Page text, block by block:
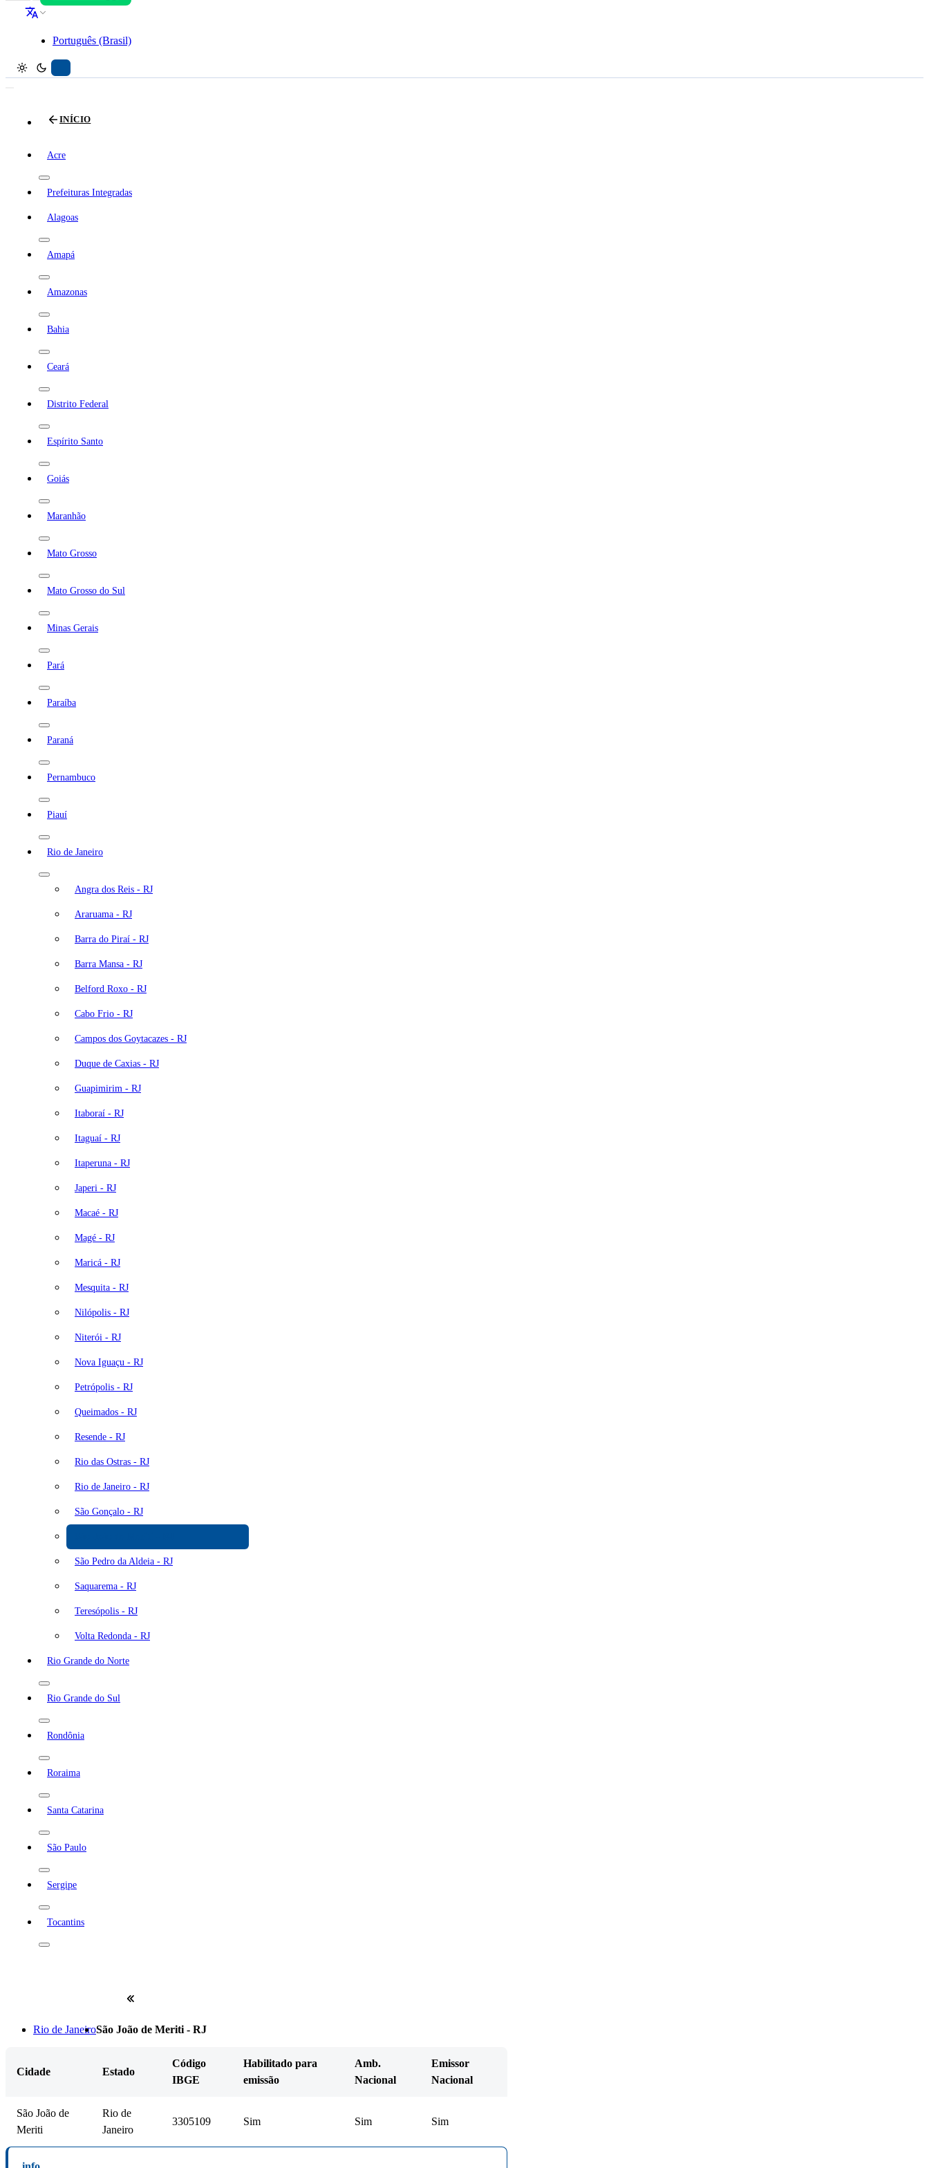
Português (Brasil)
INÍCIO
Acre
Prefeituras Integradas
Alagoas
Amapá
Amazonas
Bahia
Ceará
Distrito Federal
Espírito Santo
Goiás
Maranhão
Mato Grosso
Mato Grosso do Sul
Minas Gerais
Pará
Paraíba
Paraná
Pernambuco
Piauí
Rio de Janeiro
Angra dos Reis - RJ
Araruama - RJ
Barra do Piraí - RJ
Barra Mansa - RJ
Belford Roxo - RJ
Cabo Frio - RJ
Campos dos Goytacazes - RJ
Duque de Caxias - RJ
Guapimirim - RJ
Itaboraí - RJ
Itaguaí - RJ
Itaperuna - RJ
Japeri - RJ
Macaé - RJ
Magé - RJ
Maricá - RJ
Mesquita - RJ
Nilópolis - RJ
Niterói - RJ
Nova Iguaçu - RJ
Petrópolis - RJ
Queimados - RJ
Resende - RJ
Rio das Ostras - RJ
Rio de Janeiro - RJ
São Gonçalo - RJ
São Pedro da Aldeia - RJ
Saquarema - RJ
Teresópolis - RJ
Volta Redonda - RJ
Rio Grande do Norte
Rio Grande do Sul
Rondônia
Roraima
Santa Catarina
São Paulo
Sergipe
Tocantins
Rio de JaneiroSão João de Meriti - RJ
Cidade Estado
Código
IBGE
Habilitado para
emissão
Amb.
Nacional
Emissor
Nacional
São João de
Meriti
Rio de
Janeiro
3305109 Sim Sim Sim